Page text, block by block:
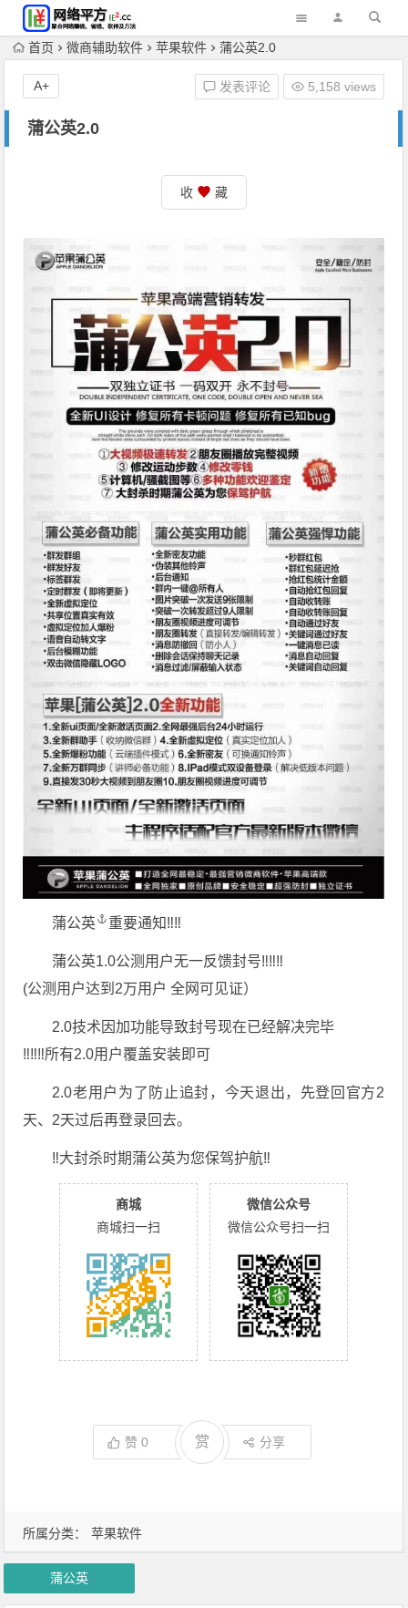
首页 微商辅助软件 苹果软件 蒲公英2.0
蒲公英2.0
发表评论 5,158 views
A+
所属分类： 苹果软件
收 藏
蒲公英 重要通知‼️‼️
蒲公英1.0公测用户无一反馈封号‼️‼️‼️
(公测用户达到2万用户 全网可见证）
2.0技术因加功能导致封号现在已经解决完毕
‼️‼️‼️所有2.0用户覆盖安装即可
️2.0老用户为了防止追封，今天退出，先登回官方2
天、2天过后再登录回去。
‼️大封杀时期蒲公英为您保驾护航‼️
商城
商城扫一扫
微信公众号
微信公众号扫一扫
赞0 赏 分享
蒲公英